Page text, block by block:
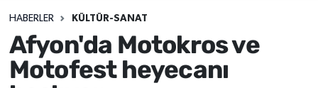
HABERLER KÜLTÜR-SANAT
Afyon'da Motokros ve
Motofest heyecanı
Sağlık
Eğitim